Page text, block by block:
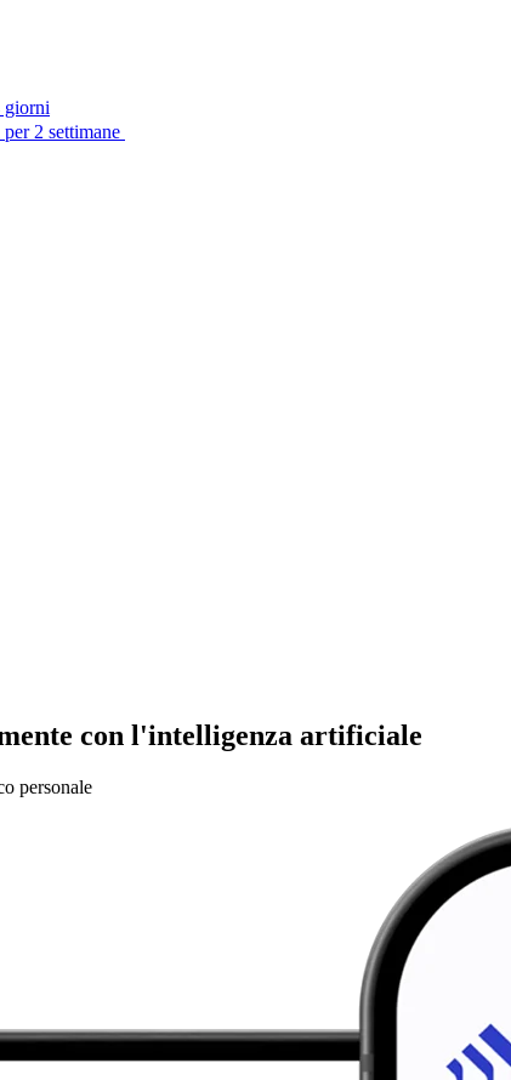
giorni
2 settimane
con l'intelligenza artificiale
personale